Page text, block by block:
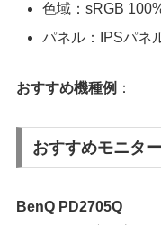
色域：sRGB
パネル：IPSパネ
おすすめ機種例 ：
おすすめモニタ
BenQ PD2705Q